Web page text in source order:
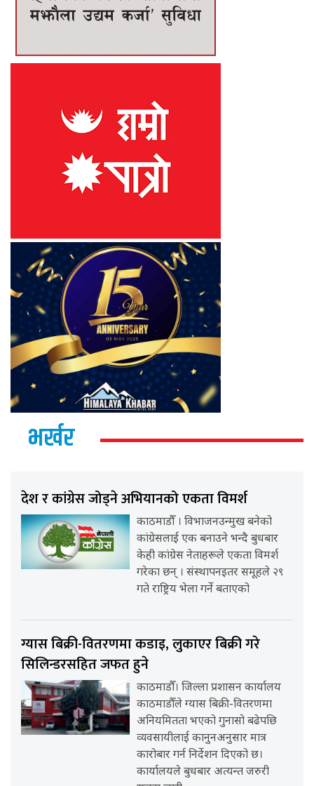
भर्खर
देश र कांग्रेस जोड्ने अभियानको एकता विमर्श
काठमाडौँ । विभाजनउन्मुख बनेको
कांग्रेसलाई एक बनाउने भन्दै बुधबार
केही कांग्रेस नेताहरूले एकता विमर्श
गरेका छन् । संस्थापनइतर समूहले २९
गते राष्ट्रिय भेला गर्ने बताएको
ग्यास बिक्री-वितरणमा कडाइ, लुकाएर बिक्री गरे
सिलिन्डरसहित जफत हुने
काठमाडौँ। जिल्ला प्रशासन कार्यालय
काठमाडौँले ग्यास बिक्री-वितरणमा
अनियमितता भएको गुनासो बढेपछि
व्यवसायीलाई कानुनअनुसार मात्र
कारोबार गर्न निर्देशन दिएको छ।
कार्यालयले बुधबार अत्यन्त जरुरी